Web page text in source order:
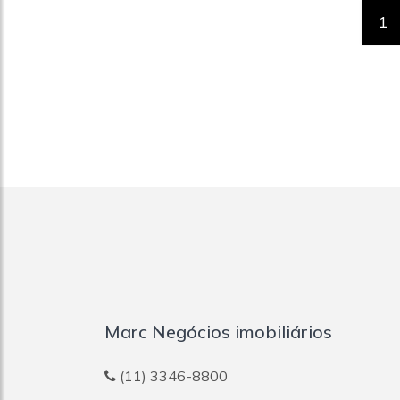
1
Marc Negócios imobiliários
(11) 3346-8800